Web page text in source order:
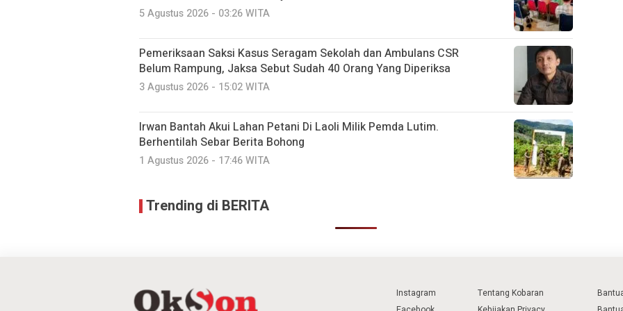
5 Agustus 2026 - 03:26 WITA
Pemeriksaan Saksi Kasus Seragam Sekolah dan Ambulans CSR
Belum Rampung, Jaksa Sebut Sudah 40 Orang Yang Diperiksa
3 Agustus 2026 - 15:02 WITA
Irwan Bantah Akui Lahan Petani Di Laoli Milik Pemda Lutim.
Berhentilah Sebar Berita Bohong
1 Agustus 2026 - 17:46 WITA
Trending di BERITA
Instagram
Tentang Kobaran